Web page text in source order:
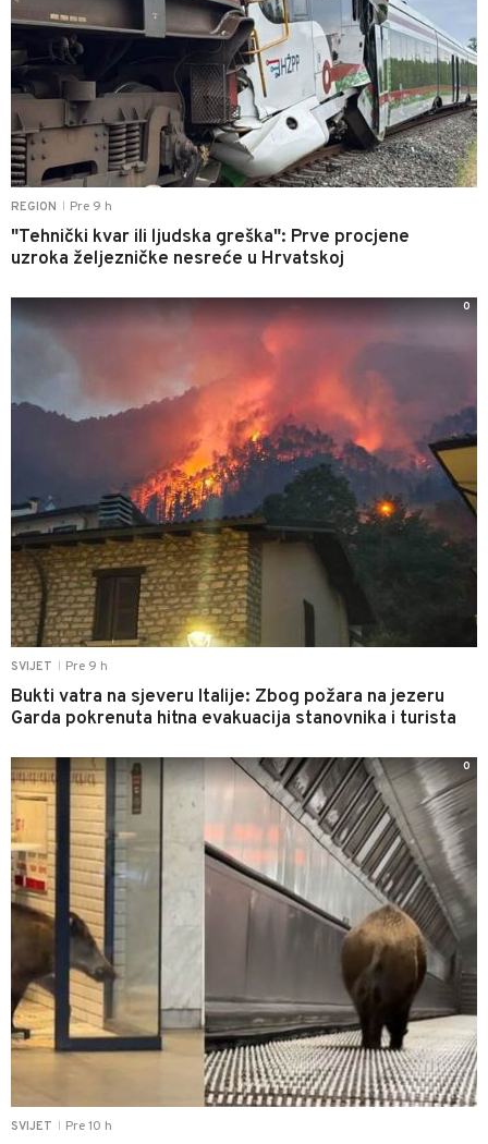
REGION Pre 9 h
"Tehnički kvar ili ljudska greška": Prve procjene
uzroka željezničke nesreće u Hrvatskoj
SVIJET Pre 9 h
Bukti vatra na sjeveru Italije: Zbog požara na jezeru
Garda pokrenuta hitna evakuacija stanovnika i turista
0
SVIJET Pre 10 h
0